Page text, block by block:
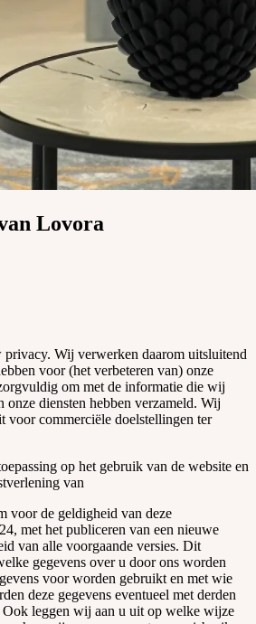
Lovora
Wij verwerken daarom uitsluitend
voor (het verbeteren van) onze
om met de informatie die wij
diensten hebben verzameld. Wij
voor commerciële doelstellingen ter
op het gebruik van de website en
van
voor de geldigheid van deze
met het publiceren van een nieuwe
van alle voorgaande versies. Dit
gegevens over u door ons worden
voor worden gebruikt en met wie
deze gegevens eventueel met derden
leggen wij aan u uit op welke wijze